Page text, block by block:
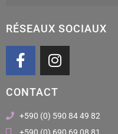
RÉSEAUX SOCIAUX
F
a
e
b
o
I
n
t
a
g
CONTACT
+590 (0) 590 84 49 82
+590 (0) 690 69 08 81